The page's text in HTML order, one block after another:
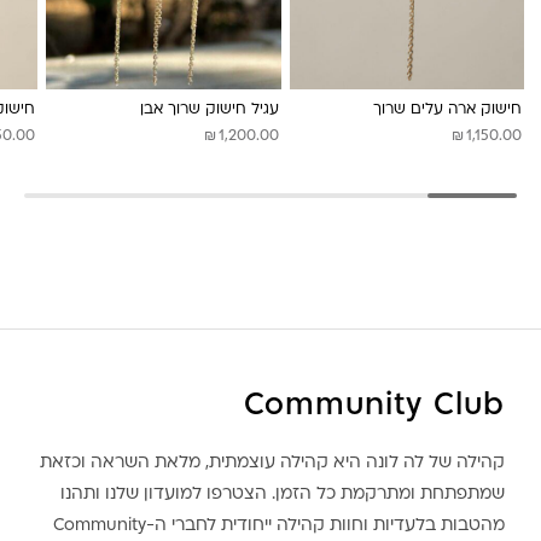
חישוק ארה עלים שרוך
₪ 1,150.00
עגיל חישוק שרוך אבן
₪ 1,200.00
Community Club
קהילה של לה לונה היא קהילה עוצמתית, מלאת השראה וכזאת
שמתפתחת ומתרקמת כל הזמן. הצטרפו למועדון שלנו ותהנו
מהטבות בלעדיות וחוות קהילה ייחודית לחברי ה-Community